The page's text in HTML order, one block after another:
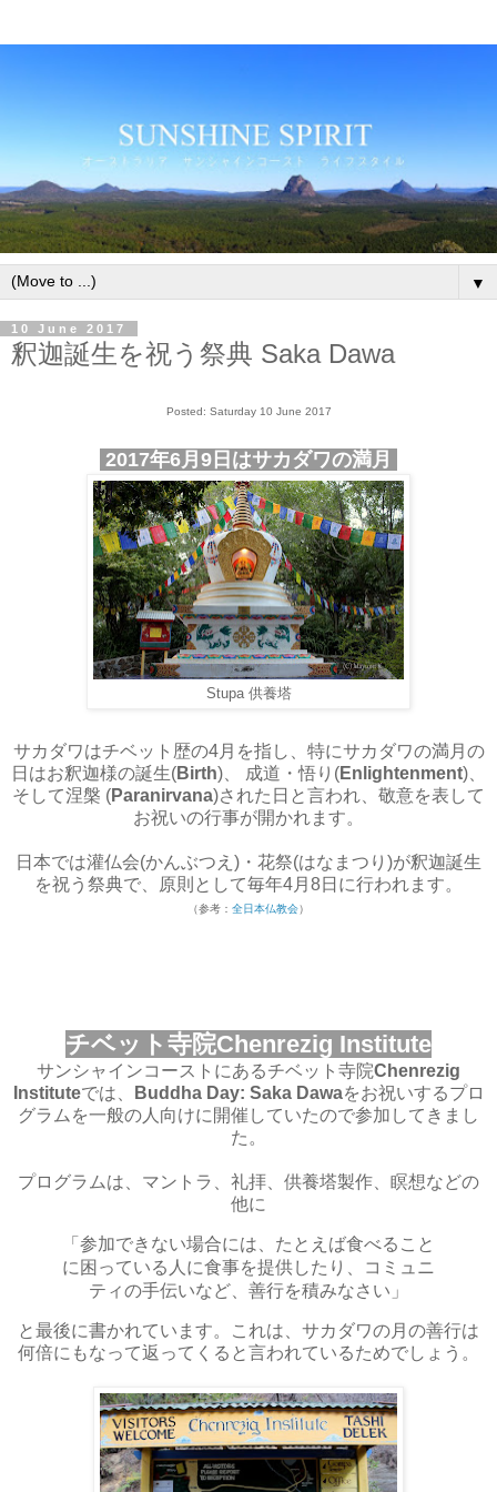
▼
10 June 2017
釈迦誕生を祝う祭典 Saka Dawa
Posted: Saturday 10 June 2017
2017年6月9日はサカダワの満月
Stupa 供養塔
サカダワはチベット歴の4月を指し、特にサカダワの満月の
日はお釈迦様の誕生(Birth)、 成道・悟り(Enlightenment)、
そして涅槃 (Paranirvana)された日と言われ、敬意を表して
お祝いの行事が開かれます。
日本では灌仏会(かんぶつえ)・花祭(はなまつり)が釈迦誕生
を祝う祭典で、原則として毎年4月8日に行われます。
（参考： 全⽇本仏教会）
チベット寺院Chenrezig Institute
サンシャインコーストにあるチベット寺院Chenrezig
Instituteでは、 Buddha Day: Saka Dawaをお祝いするプロ
グラムを一般の人向けに開催していたので参加してきまし
た。
プログラムは、マントラ、礼拝、供養塔製作、瞑想などの
他に
「参加できない場合には、たとえば食べること
に困っている人に食事を提供したり、コミュニ
ティの手伝いなど、善行を積みなさい」
と最後に書かれています。これは、サカダワの月の善行は
何倍にもなって返ってくると言われているためでしょう。